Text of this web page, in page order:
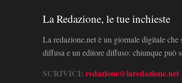
La Redazione, le tue inchieste
La redazione.net è un giornale digitale
diffusa e un editore diffuso: chiunque può
SCRIVICI: redazione@laredazione.net